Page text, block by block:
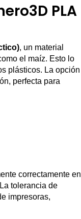
PLA
, un material
el maíz. Esto lo
plásticos. La opción
perfecta para
correctamente en
tolerancia de
impresoras,